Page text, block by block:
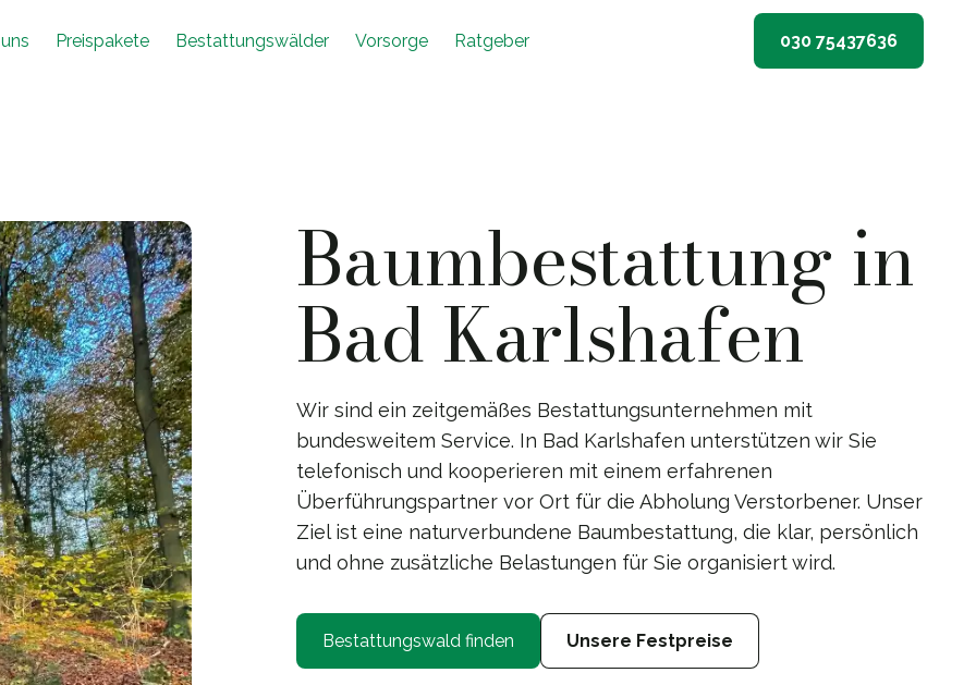
Preispakete Bestattungswälder Vorsorge Ratgeber 030 75437636
Baumbestattung in
Bad Karlshafen
Wir sind ein zeitgemäßes Bestattungsunternehmen mit
bundesweitem Service. In Bad Karlshafen unterstützen wir Sie
telefonisch und kooperieren mit einem erfahrenen
Überführungspartner vor Ort für die Abholung Verstorbener. Unser
Ziel ist eine naturverbundene Baumbestattung, die klar, persönlich
und ohne zusätzliche Belastungen für Sie organisiert wird.
Bestattungswald finden Unsere Festpreise